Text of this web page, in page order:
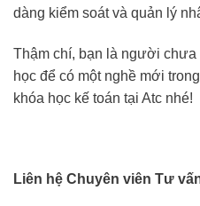
dàng kiểm soát và quản lý
Thậm chí, bạn là người
học để có một nghề mới
khóa học kế toán tại Atc nhé!
Liên hệ Chuyên viên Tư